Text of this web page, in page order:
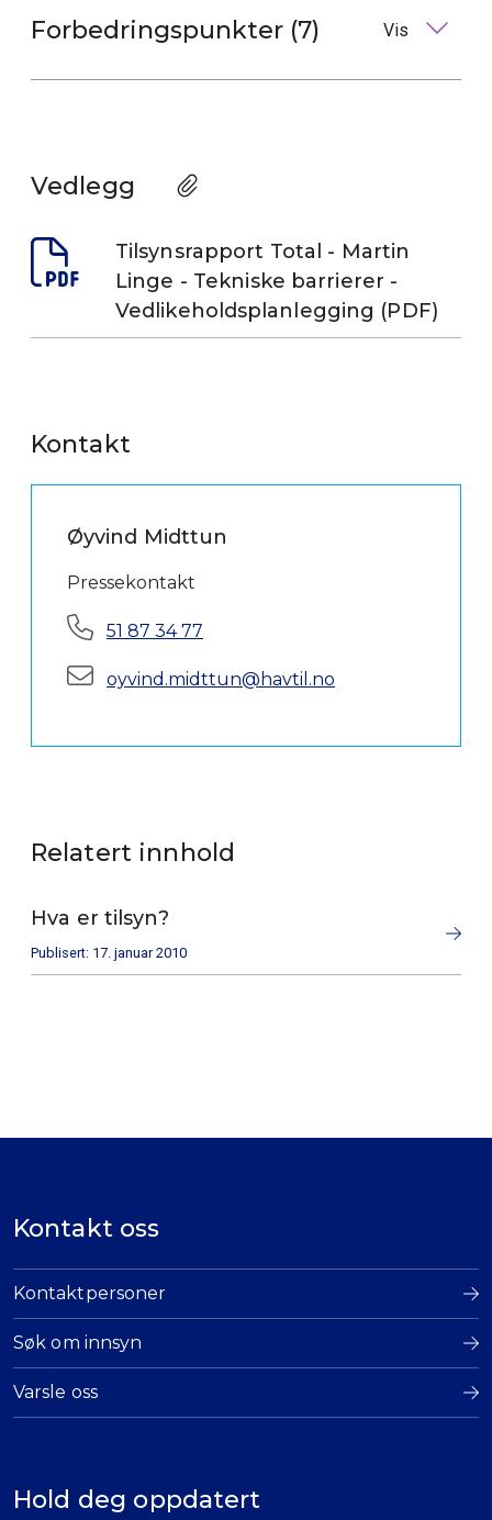
Forbedringspunkter (7) Vis
Vedlegg
Tilsynsrapport Total - Martin
Linge - Tekniske barrierer -
Vedlikeholdsplanlegging (PDF)
Kontakt
Øyvind Midttun
Pressekontakt
Telefon:51 87 34 77
E-post:oyvind.midttun@havtil.no
Relatert innhold
Hva er tilsyn?
Publisert: 17. januar 2010
Kontakt oss
Kontaktpersoner
Søk om innsyn
Varsle oss
Hold deg oppdatert